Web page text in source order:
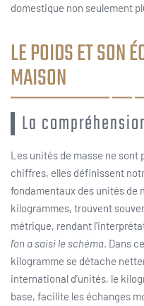
domestique non seulement
LE POIDS ET SON
MAISON
La
Les unités de masse ne sont
chiffres, elles définissent
fondamentaux des unités de
kilogrammes, trouvent
métrique, rendant
l’on a saisi le schéma. Dans
kilogramme se détache
international d’unités, le
base, facilite les échanges